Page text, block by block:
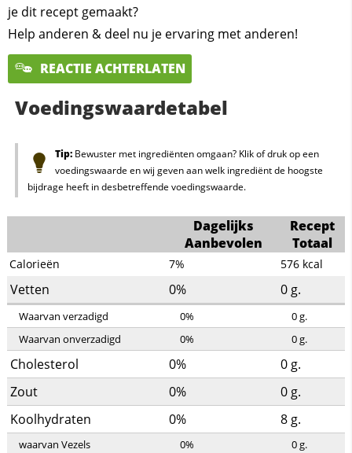
je dit recept gemaakt?
Help anderen & deel nu je ervaring met anderen!
REACTIE ACHTERLATEN
Voedingswaardetabel
Tip:Bewuster met ingrediënten omgaan? Klik of druk op een
voedingswaarde en wij geven aan welk ingrediënt de hoogste
bijdrage heeft in desbetreffende voedingswaarde.
Dagelijks
Aanbevolen
Recept
Totaal
Calorieën 7% 576 kcal
Vetten 0% 0g.
Waarvan verzadigd 0% 0g.
Waarvan onverzadigd
0% 0g.
Cholesterol 0% 0g.
Zout
0% 0g.
Koolhydraten
0% 8g.
waarvan Vezels 0% 0g.